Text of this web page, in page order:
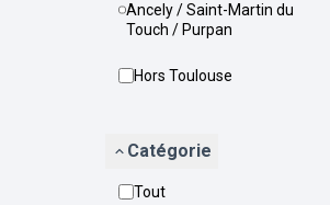
Ancely / Saint-Martin du
Touch / Purpan
Hors Toulouse
Catégorie
Tout